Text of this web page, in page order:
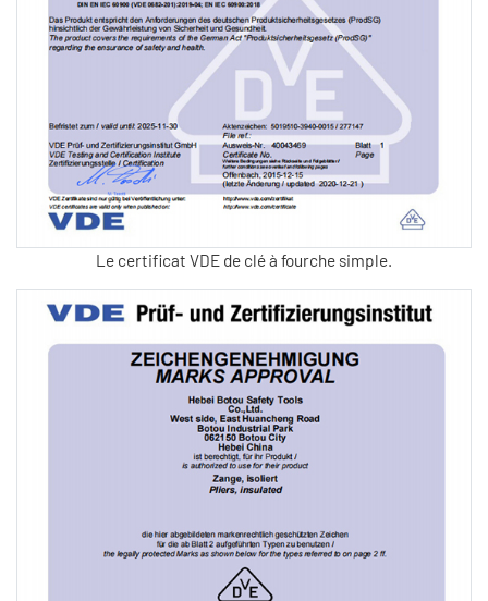
Le certificat VDE de clé à fourche simple.